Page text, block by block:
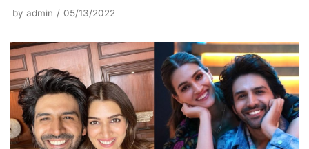
by admin 05/13/2022